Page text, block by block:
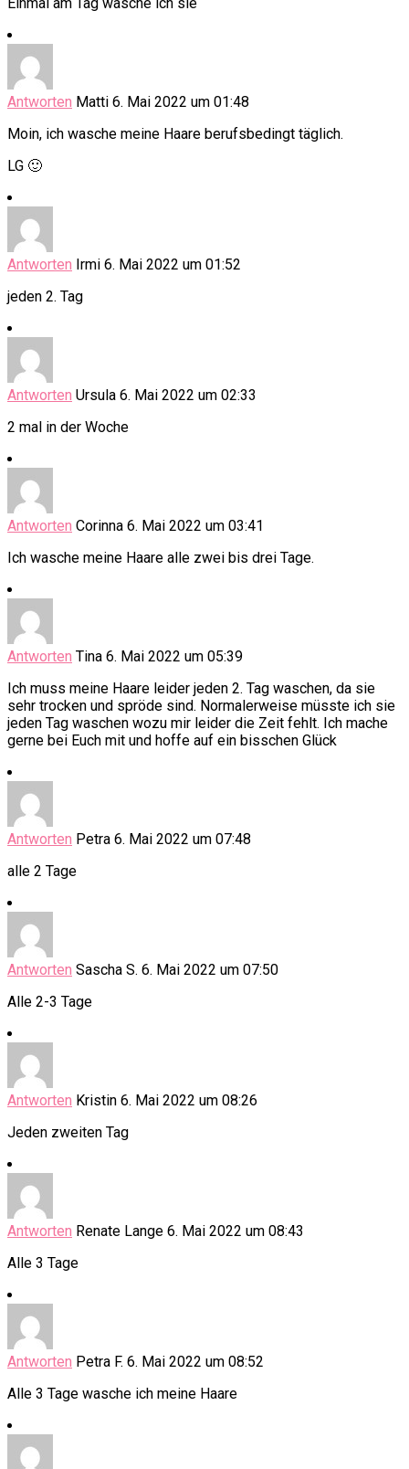
Antworten Matti 6. Mai 2022 um 01:48
Moin, ich wasche meine Haare berufsbedingt täglich.
LG 🙂
Antworten Irmi 6. Mai 2022 um 01:52
jeden 2. Tag
Antworten Ursula 6. Mai 2022 um 02:33
2 mal in der Woche
Antworten Corinna 6. Mai 2022 um 03:41
Ich wasche meine Haare alle zwei bis drei Tage.
Antworten Tina 6. Mai 2022 um 05:39
Ich muss meine Haare leider jeden 2. Tag waschen, da sie
sehr trocken und spröde sind. Normalerweise müsste ich sie
jeden Tag waschen wozu mir leider die Zeit fehlt. Ich mache
gerne bei Euch mit und hoffe auf ein bisschen Glück
Antworten Petra 6. Mai 2022 um 07:48
alle 2 Tage
Antworten Sascha S. 6. Mai 2022 um 07:50
Alle 2-3 Tage
Antworten Kristin 6. Mai 2022 um 08:26
Jeden zweiten Tag
Antworten Renate Lange 6. Mai 2022 um 08:43
Alle 3 Tage
Antworten Petra F. 6. Mai 2022 um 08:52
Alle 3 Tage wasche ich meine Haare